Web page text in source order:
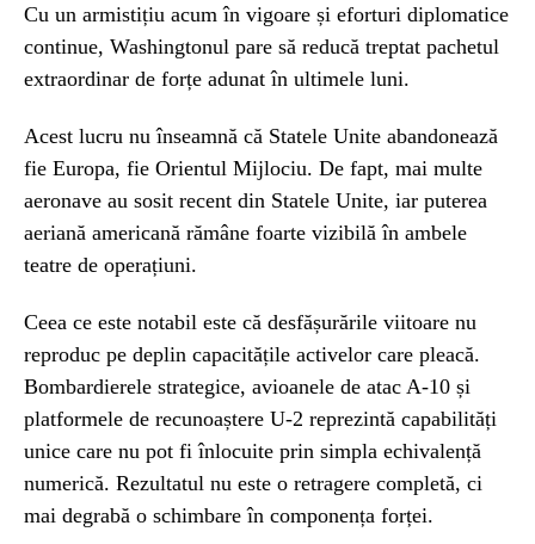
Cu un armistițiu acum în vigoare și eforturi diplomatice
continue, Washingtonul pare să reducă treptat pachetul
extraordinar de forțe adunat în ultimele luni.
Acest lucru nu înseamnă că Statele Unite abandonează
fie Europa, fie Orientul Mijlociu. De fapt, mai multe
aeronave au sosit recent din Statele Unite, iar puterea
aeriană americană rămâne foarte vizibilă în ambele
teatre de operațiuni.
Ceea ce este notabil este că desfășurările viitoare nu
reproduc pe deplin capacitățile activelor care pleacă.
Bombardierele strategice, avioanele de atac A-10 și
platformele de recunoaștere U-2 reprezintă capabilități
unice care nu pot fi înlocuite prin simpla echivalență
numerică. Rezultatul nu este o retragere completă, ci
mai degrabă o schimbare în componența forței.